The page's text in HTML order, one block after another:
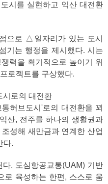
시를 실현하고 익산 대전환
으로 △일자리가 있는 도시
는 행정을 제시했다. 시는
력을 획기적으로 높이기 위
로젝트를 구상했다.
로의 대전환
허브도시'로의 대전환을 꾀
산, 전주를 하나의 생활권과
성해 새만금과 연계한 산업
다.
. 도심항공교통(UAM) 기반
로 육성하는 한편, 스스로 움